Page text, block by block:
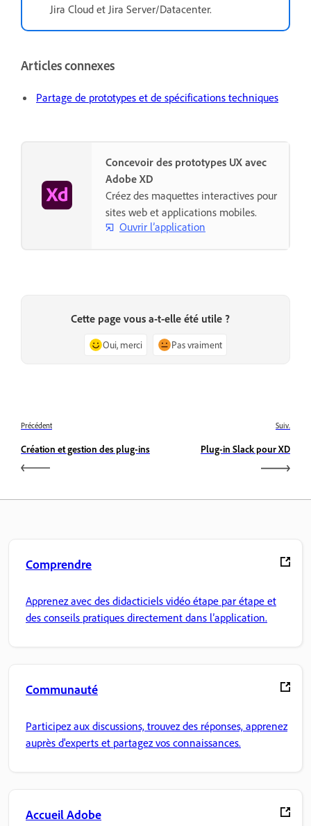
Jira Cloud et Jira Server/Datacenter.
Articles connexes
Partage de prototypes et de spécifications techniques
Concevoir des prototypes UX avec
Adobe XD
Créez des maquettes interactives pour
sites web et applications mobiles.
Ouvrir l’application
Cette page vous a-t-elle été utile ?
Oui, merci Pas vraiment
Précédent
Création et gestion des plug-ins
Suiv.
Plug-in Slack pour XD
Comprendre
Apprenez avec des didacticiels vidéo étape par étape et
des conseils pratiques directement dans l’application.
Communauté
Participez aux discussions, trouvez des réponses, apprenez
auprès d'experts et partagez vos connaissances.
Accueil Adobe